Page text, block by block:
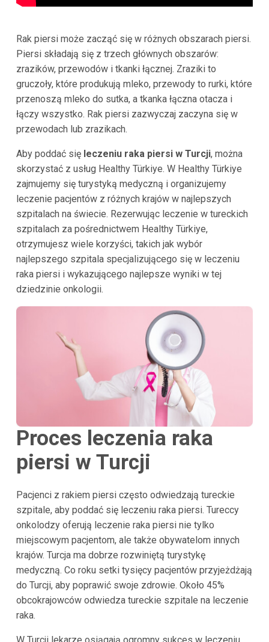
Rak piersi może zacząć się w różnych obszarach piersi.
Piersi składają się z trzech głównych obszarów:
zrazików, przewodów i tkanki łącznej. Zraziki to
gruczoły, które produkują mleko, przewody to rurki, które
przenoszą mleko do sutka, a tkanka łączna otacza i
łączy wszystko. Rak piersi zazwyczaj zaczyna się w
przewodach lub zrazikach.
Aby poddać się leczeniu raka piersi w Turcji, można
skorzystać z usług Healthy Türkiye. W Healthy Türkiye
zajmujemy się turystyką medyczną i organizujemy
leczenie pacjentów z różnych krajów w najlepszych
szpitalach na świecie. Rezerwując leczenie w tureckich
szpitalach za pośrednictwem Healthy Türkiye,
otrzymujesz wiele korzyści, takich jak wybór
najlepszego szpitala specjalizującego się w leczeniu
raka piersi i wykazującego najlepsze wyniki w tej
dziedzinie onkologii.
Proces leczenia raka
piersi w Turcji
Pacjenci z rakiem piersi często odwiedzają tureckie
szpitale, aby poddać się leczeniu raka piersi. Tureccy
onkolodzy oferują leczenie raka piersi nie tylko
miejscowym pacjentom, ale także obywatelom innych
krajów. Turcja ma dobrze rozwiniętą turystykę
medyczną. Co roku setki tysięcy pacjentów przyjeżdżają
do Turcji, aby poprawić swoje zdrowie. Około 45%
obcokrajowców odwiedza tureckie szpitale na leczenie
raka.